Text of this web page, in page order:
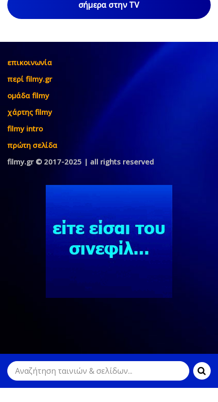
σήμερα στην TV
επικοινωνία
περί filmy.gr
ομάδα filmy
χάρτης filmy
filmy intro
πρώτη σελίδα
filmy.gr © 2017-2025 | all rights reserved